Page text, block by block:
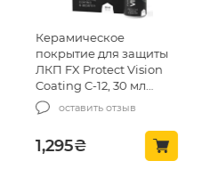
Керамическое
покрытие для защиты
ЛКП FX Protect Vision
Coating C-12, 30 мл
(K9GXLR-556)
оставить отзыв
1,295₴